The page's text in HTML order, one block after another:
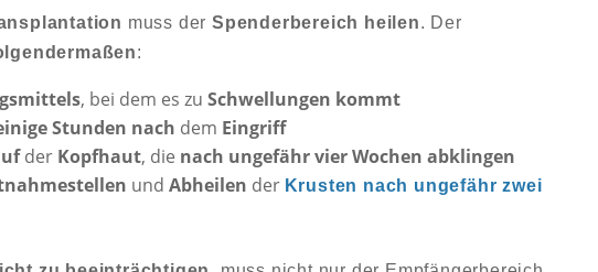
muss der Spenderbereich heilen. Der
:
, bei dem es zu Schwellungen kommt
Stunden nach dem Eingriff
der Kopfhaut, die nach ungefähr vier Wochen abklingen
und Abheilen der Krusten nach ungefähr zwei